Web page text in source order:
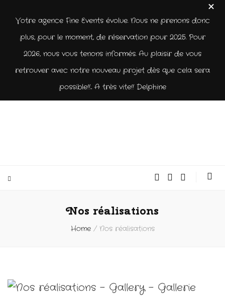
Votre agence Fine Events évolue. Nous ne prenons donc
plus, pour le moment, de réservation pour 2025. Pour
2026, nous vous tenons informés. Au plaisir de vous
retrouver avec notre nouveau projet dès que cela sera
possible!!... A très vite!! Delphine
Nos réalisations
Home / Nos réalisations